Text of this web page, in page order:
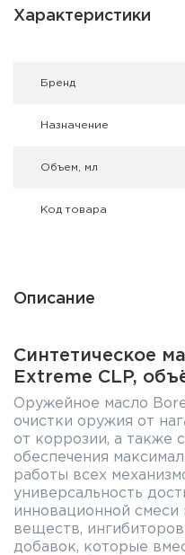
Оружейные шкафы
Чехлы и кейсы
Релоадинг
Сигнальные
Аксессуары
Характеристики
Брeнд
Назначение
Объем, мл
Код товара
Описание
Синтетическое
Extreme CLP,
Оружейное масло
очистки оружия от
от коррозии, а также
обеспечения
работы всех
универсальность
инновационной
веществ,
добавок, которые